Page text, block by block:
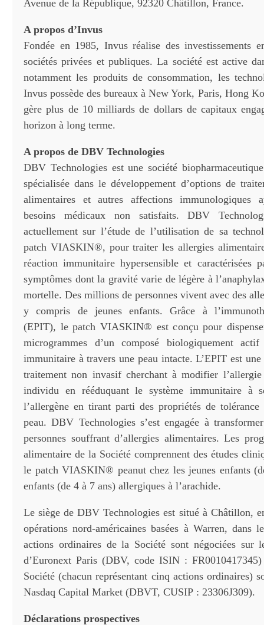
Avenue de la République, 92320 Châtillon, France.
A propos d’Invus
Fondée en 1985, Invus réalise des investissements
sociétés privées et publiques. La société est active
notamment les produits de consommation, les
Invus possède des bureaux à New York, Paris, Hong
gère plus de 10 milliards de dollars de capitaux
horizon à long terme.
A propos de DBV Technologies
DBV Technologies est une société
spécialisée dans le développement d’options de
alimentaires et autres affections immunologiques
besoins médicaux non satisfaits. DBV
actuellement sur l’étude de l’utilisation de sa
patch VIASKIN®, pour traiter les allergies
réaction immunitaire hypersensible et caractérisées
symptômes dont la gravité varie de légère à
mortelle. Des millions de personnes vivent avec des
y compris de jeunes enfants. Grâce à
(EPIT), le patch VIASKIN® est conçu pour
microgrammes d’un composé biologiquement
immunitaire à travers une peau intacte. L’EPIT est
traitement non invasif cherchant à modifier l’allergie
individu en rééduquant le système immunitaire à
l’allergène en tirant parti des propriétés de
peau. DBV Technologies s’est engagée à
personnes souffrant d’allergies alimentaires. Les
alimentaire de la Société comprennent des études
le patch VIASKIN® peanut chez les jeunes enfants
enfants (de 4 à 7 ans) allergiques à l’arachide.
Le siège de DBV Technologies est situé à Châtillon,
opérations nord-américaines basées à Warren, dans
actions ordinaires de la Société sont négociées sur
d’Euronext Paris (DBV, code ISIN :
Société (chacun représentant cinq actions ordinaires)
Nasdaq Capital Market (DBVT, CUSIP : 23306J309).
Déclarations prospectives